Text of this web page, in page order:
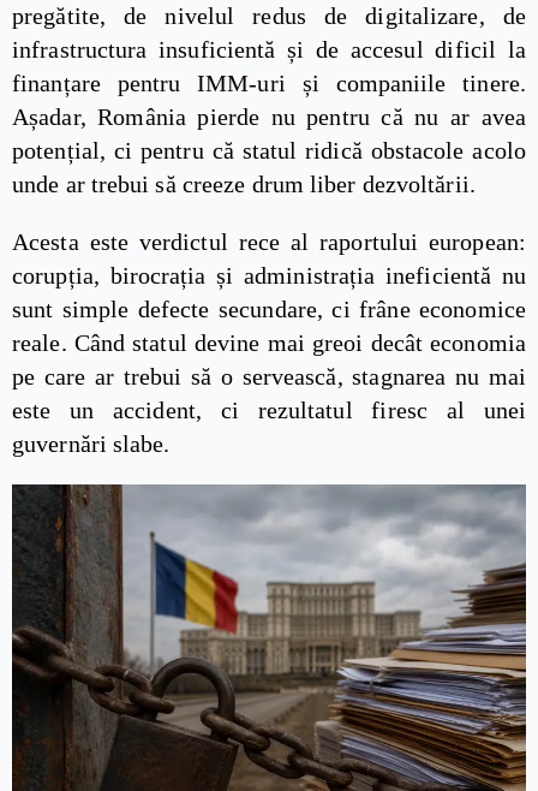
pregătite, de nivelul redus de digitalizare, de
infrastructura insuficientă și de accesul dificil la
finanțare pentru IMM-uri și companiile tinere.
Așadar, România pierde nu pentru că nu ar avea
potențial, ci pentru că statul ridică obstacole acolo
unde ar trebui să creeze drum liber dezvoltării.
Acesta este verdictul rece al raportului european:
corupția, birocrația și administrația ineficientă nu
sunt simple defecte secundare, ci frâne economice
reale. Când statul devine mai greoi decât economia
pe care ar trebui să o servească, stagnarea nu mai
este un accident, ci rezultatul firesc al unei
guvernări slabe.